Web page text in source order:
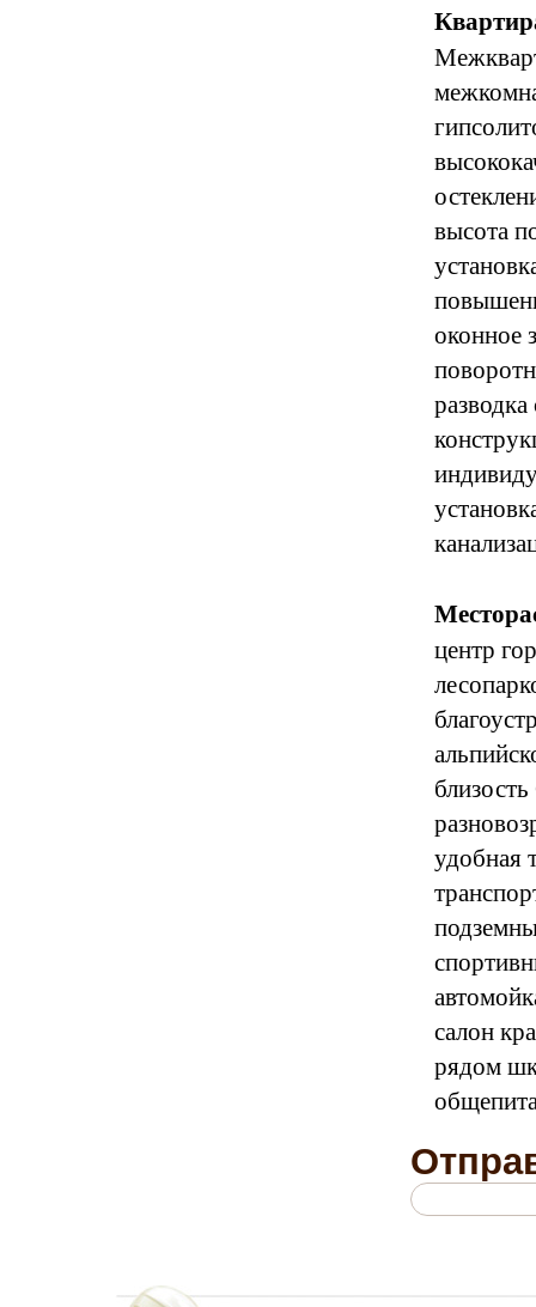
высота
оконное
центр
удобная
салон
рядом